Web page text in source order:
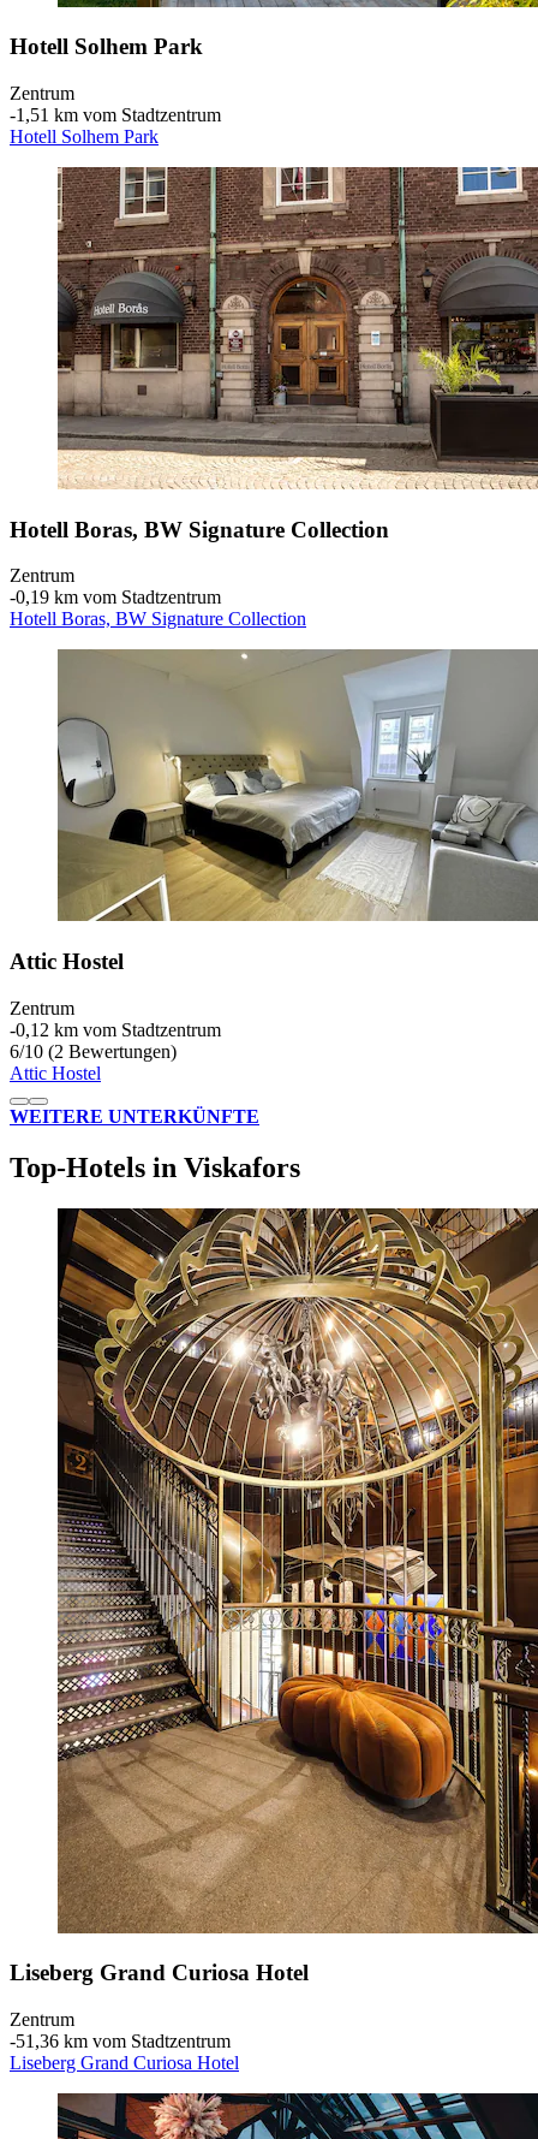
Hotell Solhem Park
Zentrum
‐1,51 km vom Stadtzentrum
Hotell Solhem Park
Hotell Boras, BW Signature Collection
Zentrum
‐0,19 km vom Stadtzentrum
Hotell Boras, BW Signature Collection
Attic Hostel
Zentrum
‐0,12 km vom Stadtzentrum
6/10 (2 Bewertungen)
Attic Hostel
WEITERE UNTERKÜNFTE
Top-Hotels in Viskafors
Liseberg Grand Curiosa Hotel
Zentrum
‐51,36 km vom Stadtzentrum
Liseberg Grand Curiosa Hotel